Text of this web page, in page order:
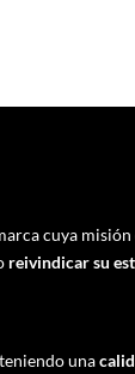
cuya misión
reivindicar su
una